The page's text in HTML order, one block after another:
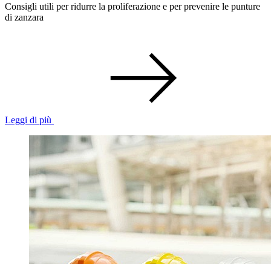
Consigli utili per ridurre la proliferazione e per prevenire le punture
di zanzara
Leggi di più